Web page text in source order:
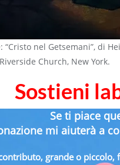
“Cristo nel Getsemani”, di
Church, New York.
Sostieni
Se ti piace
mi aiuterà a
grande o piccolo,